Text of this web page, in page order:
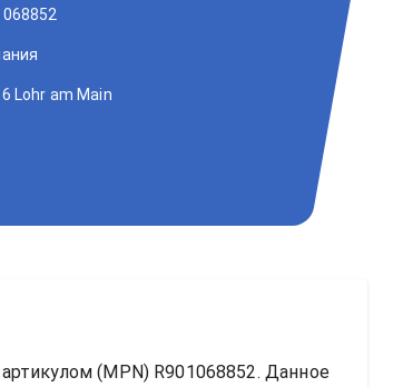
Lohr am Main
(MPN) R901068852. Данное